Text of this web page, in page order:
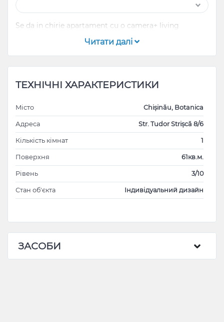
Se da in chirie apartament cu o camera+ living
Читати далі
ТЕХНІЧНІ ХАРАКТЕРИСТИКИ
Місто Chișinău, Botanica
Адреса Str. Tudor Strișcă 8/6
Кількість кімнат 1
Поверхня 61кв.м.
Рівень 3/10
Стан об'єкта Індивідуальний дизайн
ЗАСОБИ